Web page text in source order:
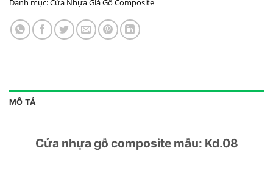
Danh mục:Cửa Nhựa Giả Gỗ Composite
MÔ TẢ
Cửa nhựa gỗ composite mẫu: Kd.08